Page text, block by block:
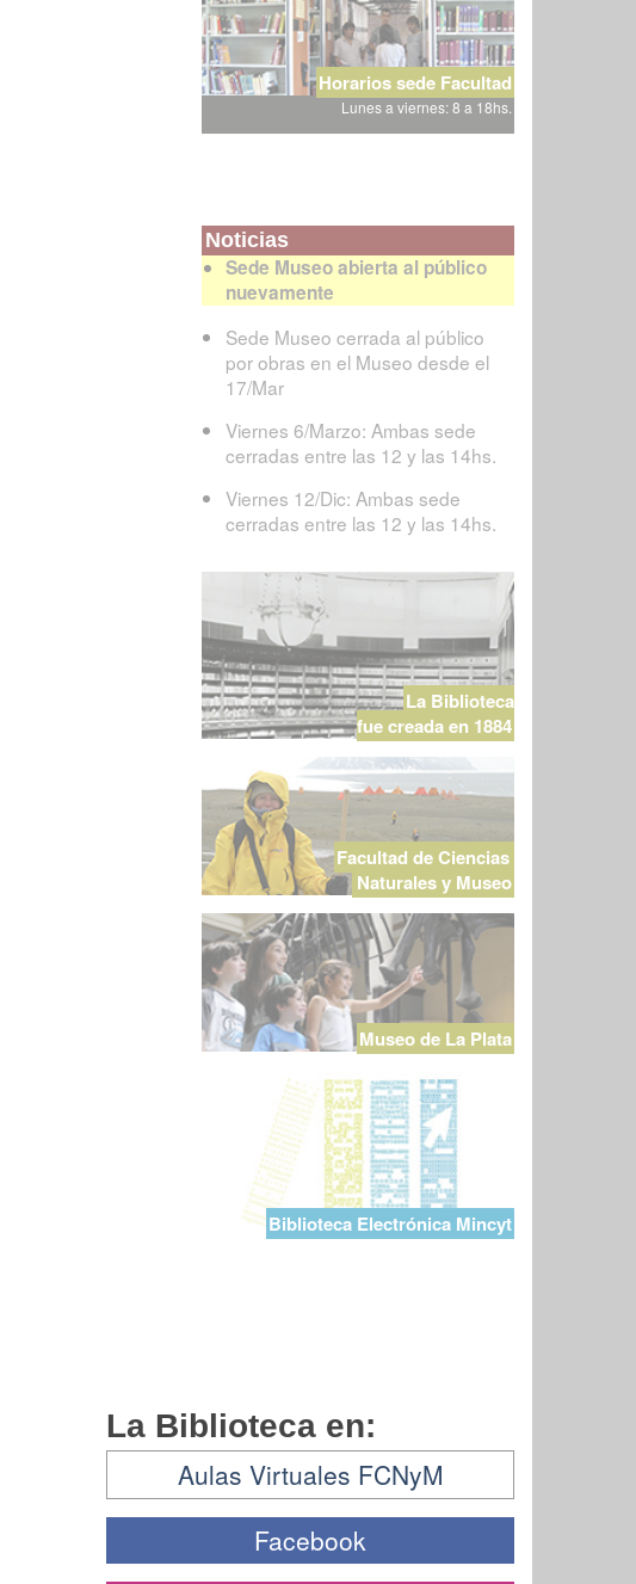
Horarios sede Facultad
Lunes a viernes: 8 a 18hs.
Noticias
Sede Museo abierta al público
nuevamente
Sede Museo cerrada al público
por obras en el Museo desde el
17/Mar
Viernes 6/Marzo: Ambas sede
cerradas entre las 12 y las 14hs.
Viernes 12/Dic: Ambas sede
cerradas entre las 12 y las 14hs.
La Biblioteca
fue creada en 1884
Facultad de Ciencias
Naturales y Museo
Museo de La Plata
Biblioteca Electrónica Mincyt
La Biblioteca en:
Aulas Virtuales FCNyM
Facebook